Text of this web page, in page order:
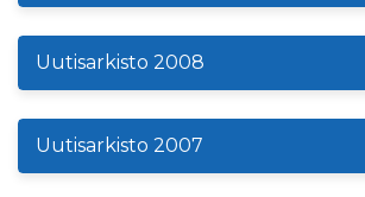
Uutisarkisto 2008
Uutisarkisto 2007